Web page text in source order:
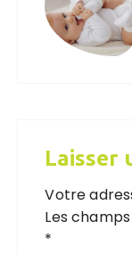
Laisser
Votre
Les
*